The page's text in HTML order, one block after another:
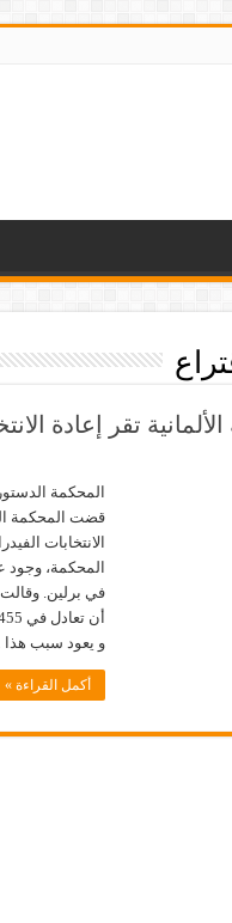
تقر إعادة
المحكمة
قضت المحكمة
المحكمة، وجود
في برلين.
و يعود سبب
أكمل القراءة »